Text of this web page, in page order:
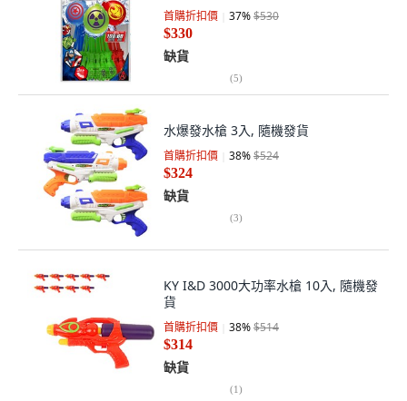
首購折扣價 37%$530
$330
缺貨
(5)
水爆發水槍 3入, 隨機發貨
首購折扣價 38%$524
$324
缺貨
(3)
KY I&D 3000大功率水槍 10入, 隨機發
貨
首購折扣價 38%$514
$314
缺貨
(1)